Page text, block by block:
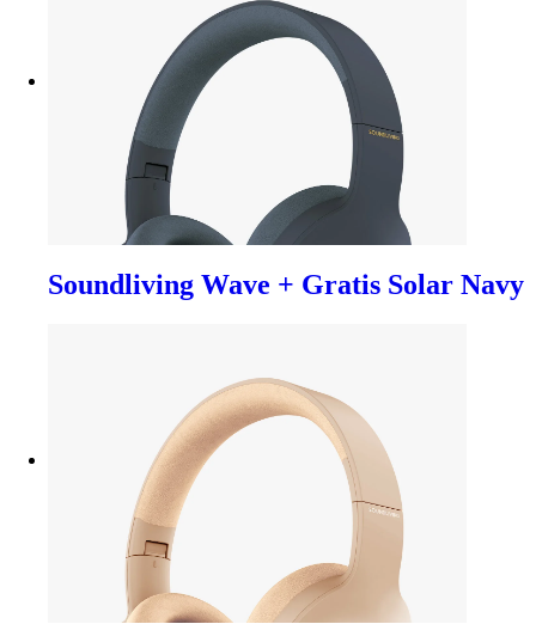
Soundliving Wave + Gratis Solar Navy